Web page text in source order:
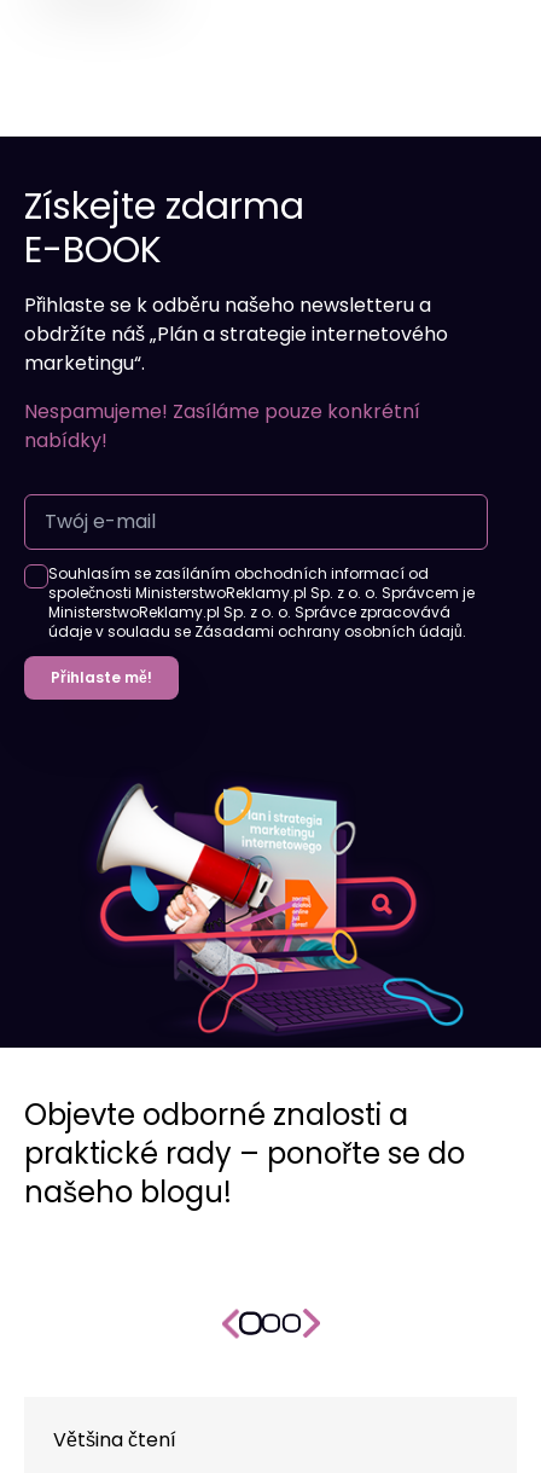
Získejte zdarma
E-BOOK
Přihlaste se k odběru našeho newsletteru a
obdržíte náš „Plán a strategie internetového
marketingu“.
Nespamujeme! Zasíláme pouze konkrétní
nabídky!
Souhlasím se zasíláním obchodních informací od
společnosti MinisterstwoReklamy.pl Sp. z o. o. Správcem je
MinisterstwoReklamy.pl Sp. z o. o. Správce zpracovává
údaje v souladu se Zásadami ochrany osobních údajů.
Přihlaste mě!
Objevte odborné znalosti a
praktické rady – ponořte se do
našeho blogu!
Většina čtení